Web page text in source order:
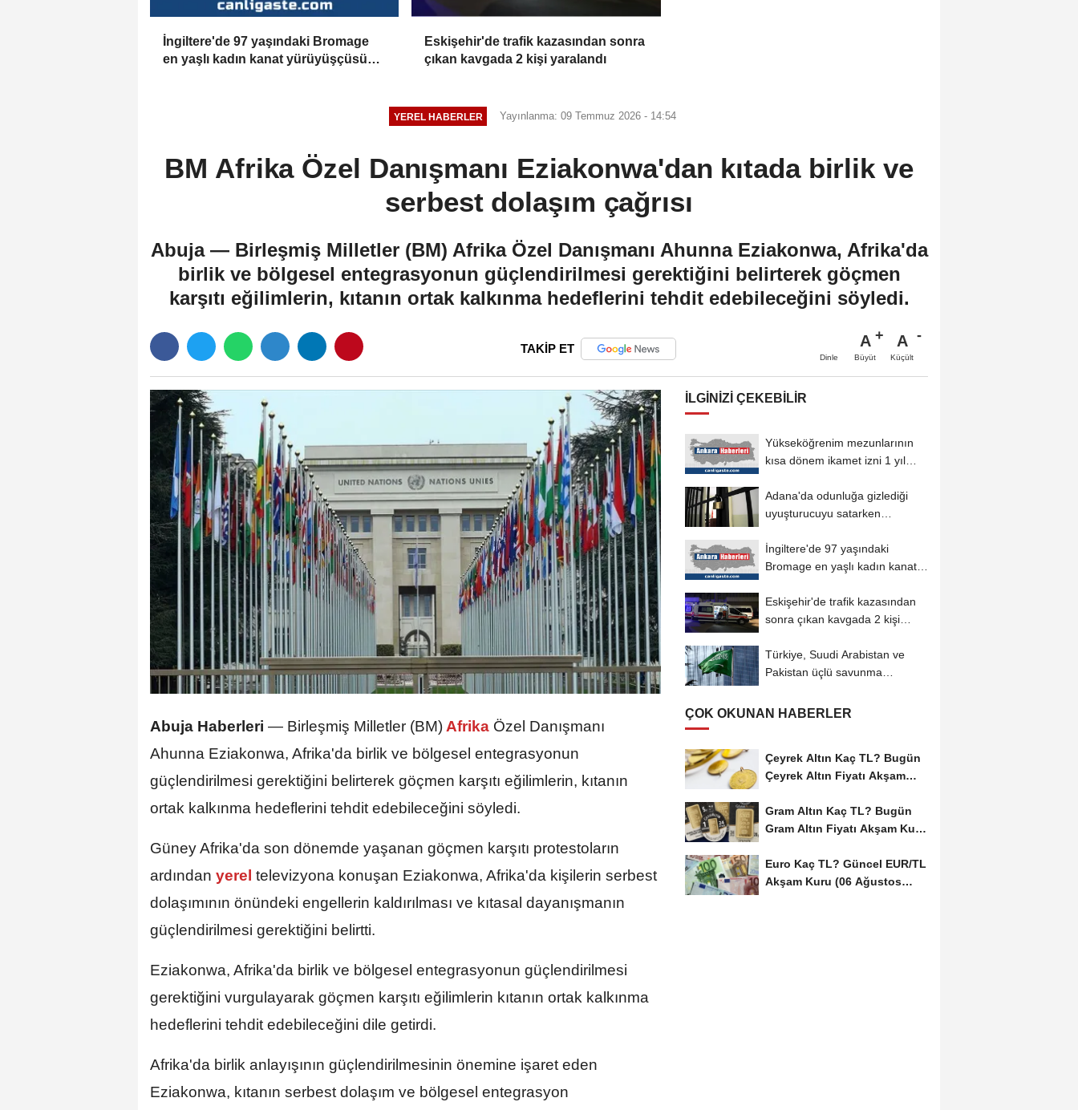
İngiltere'de 97 yaşındaki Bromage
en yaşlı kadın kanat yürüyüşçüsü
Eskişehir'de trafik kazasından sonra
çıkan kavgada 2 kişi yaralandı
YEREL HABERLER Yayınlanma: 09 Temmuz 2026 - 14:54
BM Afrika Özel Danışmanı Eziakonwa'dan kıtada birlik ve
serbest dolaşım çağrısı
Abuja — Birleşmiş Milletler (BM) Afrika Özel Danışmanı Ahunna Eziakonwa, Afrika'da
birlik ve bölgesel entegrasyonun güçlendirilmesi gerektiğini belirterek göçmen
karşıtı eğilimlerin, kıtanın ortak kalkınma hedeflerini tehdit edebileceğini söyledi.
TAKİP ET
Dinle
A
Büyüt
A
Küçült
Abuja Haberleri — Birleşmiş Milletler (BM)Afrika Özel Danışmanı
Ahunna Eziakonwa, Afrika'da birlik ve bölgesel entegrasyonun
güçlendirilmesi gerektiğini belirterek göçmen karşıtı eğilimlerin, kıtanın
ortak kalkınma hedeflerini tehdit edebileceğini söyledi.
Güney Afrika'da son dönemde yaşanan göçmen karşıtı protestoların
ardından yerel televizyona konuşan Eziakonwa, Afrika'da kişilerin serbest
dolaşımının önündeki engellerin kaldırılması ve kıtasal dayanışmanın
güçlendirilmesi gerektiğini belirtti.
Eziakonwa, Afrika'da birlik ve bölgesel entegrasyonun güçlendirilmesi
gerektiğini vurgulayarak göçmen karşıtı eğilimlerin kıtanın ortak kalkınma
hedeflerini tehdit edebileceğini dile getirdi.
Afrika'da birlik anlayışının güçlendirilmesinin önemine işaret eden
Eziakonwa, kıtanın serbest dolaşım ve bölgesel entegrasyon
İLGINIZI ÇEKEBILIR
Yükseköğrenim mezunlarının
kısa dönem ikamet izni 1 yıl
Adana'da odunluğa gizlediği
uyuşturucuyu satarken
İngiltere'de 97 yaşındaki
Bromage en yaşlı kadın kanat
Eskişehir'de trafik kazasından
sonra çıkan kavgada 2 kişi
Türkiye, Suudi Arabistan ve
Pakistan üçlü savunma
ÇOK OKUNAN HABERLER
Çeyrek Altın Kaç TL? Bugün
Çeyrek Altın Fiyatı Akşam
Gram Altın Kaç TL? Bugün
Gram Altın Fiyatı Akşam Kuru
Euro Kaç TL? Güncel EUR/TL
Akşam Kuru (06 Ağustos